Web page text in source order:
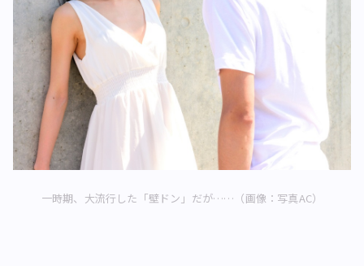
一時期、大流行した「壁ドン」だが……（画像：写真AC）